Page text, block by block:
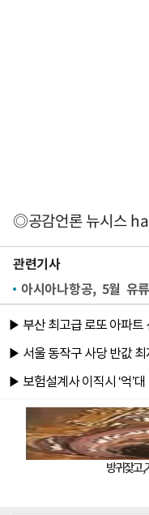
◎공감언론 뉴시스
관련기사
아시아나항공, 5월 유